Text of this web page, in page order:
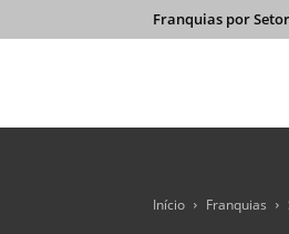
Franquias por Setor
Início Franquias